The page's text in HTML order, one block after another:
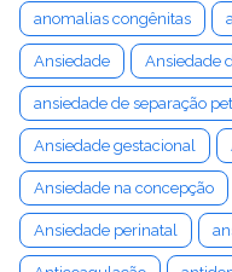
anomalias congênitas
Ansiedade Ansiedade
ansiedade de separação pet
Ansiedade gestacional
Ansiedade na concepção
Ansiedade perinatal